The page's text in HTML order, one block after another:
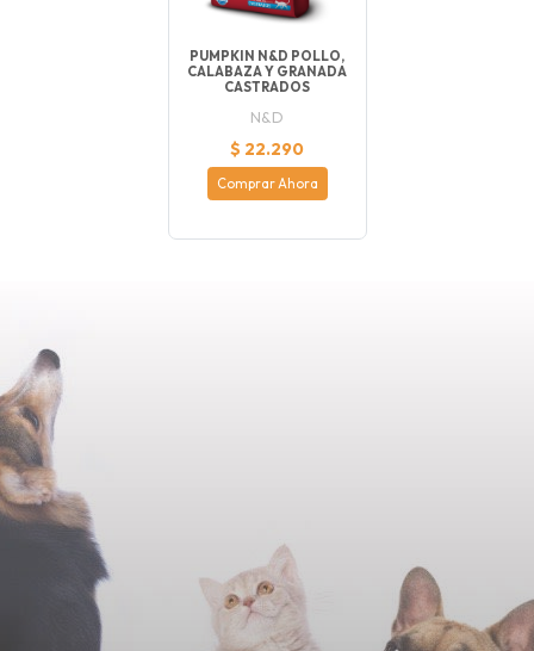
PUMPKIN N&D POLLO,
CALABAZA Y GRANADA
CASTRADOS
N&D
$ 22.290
Comprar Ahora